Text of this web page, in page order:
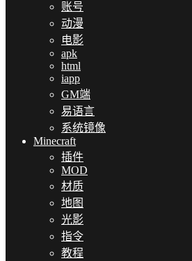
账号
动漫
电影
apk
html
iapp
GM端
易语言
系统镜像
Minecraft
插件
MOD
材质
地图
光影
指令
教程